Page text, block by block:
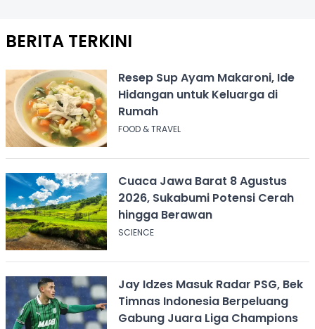
BERITA TERKINI
Resep Sup Ayam Makaroni, Ide
Hidangan untuk Keluarga di
Rumah
FOOD & TRAVEL
Cuaca Jawa Barat 8 Agustus
2026, Sukabumi Potensi Cerah
hingga Berawan
SCIENCE
Jay Idzes Masuk Radar PSG, Bek
Timnas Indonesia Berpeluang
Gabung Juara Liga Champions